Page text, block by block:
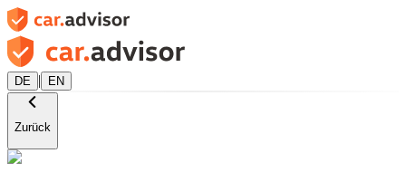
DE | EN
Zurück